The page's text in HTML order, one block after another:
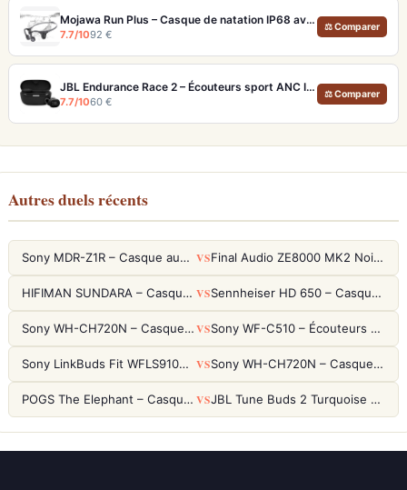
Mojawa Run Plus – Casque de natation IP68 avec MP3 32 Go et basses renforcées
7.7/1092 €
⚖ Comparer
JBL Endurance Race 2 – Écouteurs sport ANC IP68 avec maintien TwistLock
7.7/1060 €
⚖ Comparer
Autres duels récents
Sony MDR-Z1R – Casque audiophile fermé haute résolution VS Final Audio ZE8000 MK2 Noir – Écouteurs True Wireless audiophiles 8K Sound
HIFIMAN SUNDARA – Casque Planar Magnetic Ouvert Over-Ear Audiophile VS Sennheiser HD 650 – Casque audiophile ouvert pour l'écoute analytique
Sony WH-CH720N – Casque ANC 35h, Ultra-léger (192g) avec Processeur V1 VS Sony WF-C510 – Écouteurs True Wireless compacts, autonomie 22h et multipoint
Sony LinkBuds Fit WFLS910NW Blanc – Écouteurs Sport Ailes ANC VS Sony WH-CH720N – Casque ANC 35h, Ultra-léger (192g) avec Processeur V1
POGS The Elephant – Casque Filaire Enfants 85dB POGS-Safe™ (Éco-Responsable) VS JBL Tune Buds 2 Turquoise – Écouteurs True Wireless avec ANC et autonomie 48h